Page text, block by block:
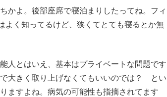
かよ。後部座席で寝泊まりしたってね。フィ
よく知ってるけど、狭くてとても寝るとか無
人とはいえ、基本はプライベートな問題です
で大きく取り上げなくてもいいのでは？ とい
ますよね。病気の可能性も指摘されてます